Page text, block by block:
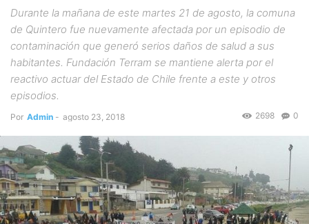
Durante la mañana de este martes 21 de agosto, la comuna
de Quintero fue nuevamente afectada por un episodio de
contaminación que generó serios daños de salud a sus
habitantes. Fundación Terram se mantiene alerta por el
reactivo actuar del Estado de Chile frente a este y otros
episodios.
Por Admin - agosto 23, 2018 0
2698